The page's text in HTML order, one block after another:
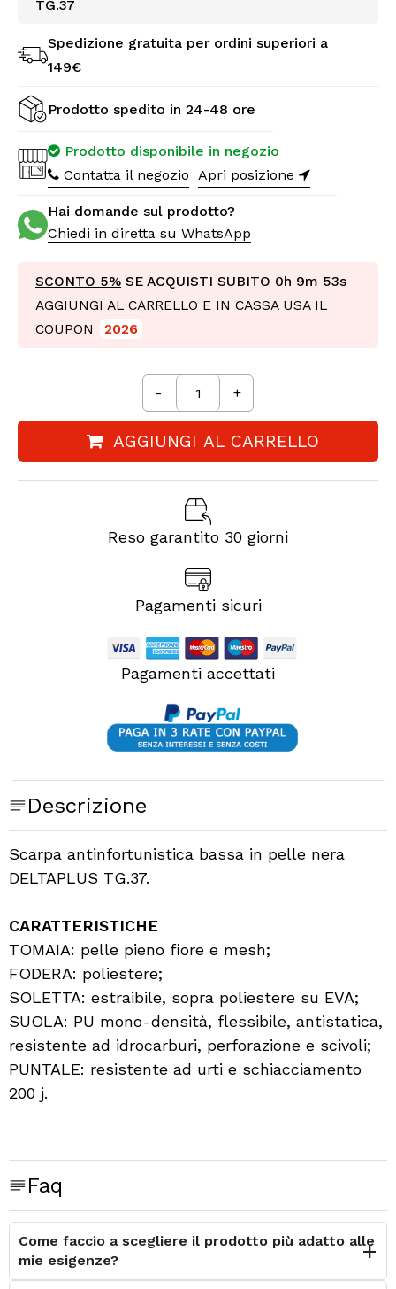
TG.37
Spedizione gratuita per ordini superiori a
149€
Prodotto spedito in 24-48 ore
Prodotto disponibile in negozio
Contatta il negozio Apri posizione
Hai domande sul prodotto?
Chiedi in diretta su WhatsApp
SCONTO 5% SE ACQUISTI SUBITO 0h 9m 51s
AGGIUNGI AL CARRELLO E IN CASSA USA IL
COUPON
2026
- +
AGGIUNGI AL CARRELLO
Reso garantito 30 giorni
Pagamenti sicuri
Pagamenti accettati
Descrizione
Scarpa antinfortunistica bassa in pelle nera
DELTAPLUS TG.37.
CARATTERISTICHE
TOMAIA: pelle pieno fiore e mesh;
FODERA: poliestere;
SOLETTA: estraibile, sopra poliestere su EVA;
SUOLA: PU mono-densità, flessibile, antistatica,
resistente ad idrocarburi, perforazione e scivoli;
PUNTALE: resistente ad urti e schiacciamento
200 j.
Faq
Come faccio a scegliere il prodotto più adatto alle
mie esigenze?